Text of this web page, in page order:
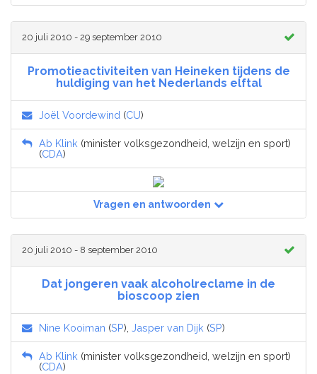
20 juli 2010 - 29 september 2010
Promotieactiviteiten van Heineken tijdens de
huldiging van het Nederlands elftal
Joël Voordewind (CU)
Ab Klink (minister volksgezondheid, welzijn en sport)
(CDA)
Vragen en antwoorden
20 juli 2010 - 8 september 2010
Dat jongeren vaak alcoholreclame in de
bioscoop zien
Nine Kooiman (SP), Jasper van Dijk (SP)
Ab Klink (minister volksgezondheid, welzijn en sport)
(CDA)